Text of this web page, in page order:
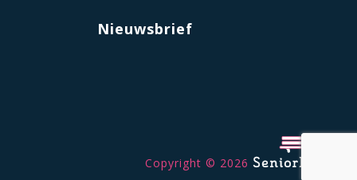
Nieuwsbrief
Copyright © 2026